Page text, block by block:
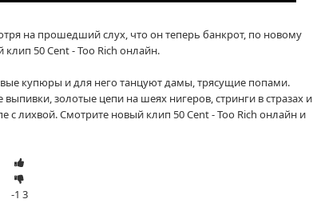
на прошедший слух, что он теперь банкрот, по новому
50 Cent - Too Rich онлайн.
купюры и для него танцуют дамы, трясущие попами.
золотые цепи на шеях нигеров, стринги в стразах и
с лихвой. Смотрите новый клип 50 Cent - Too Rich онлайн и
-1 3